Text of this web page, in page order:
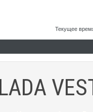
Текущее